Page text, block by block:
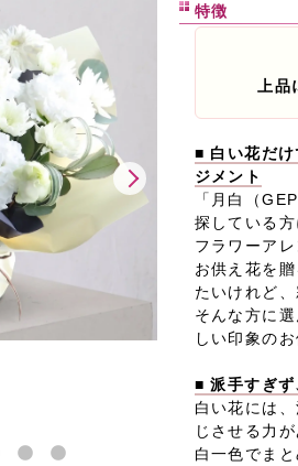
特徴
上
■ 白い花だ
ジメント
「月白（
探している
フラワーアレ
お供え花を
たいけれど
そんな方に
しい印象の
■ 派手すぎ
白い花には
じさせる力が
白一色でま